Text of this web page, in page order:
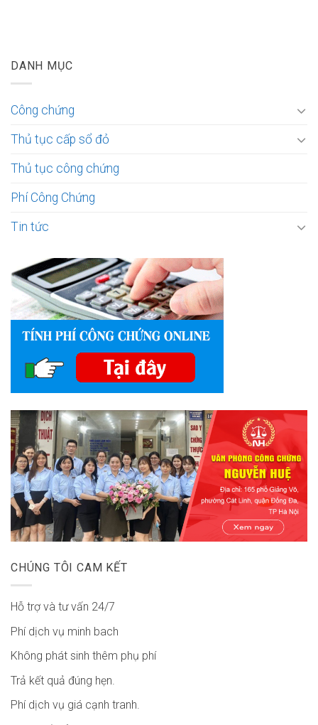
DANH MỤC
Công chứng
Thủ tục cấp sổ đỏ
Thủ tục công chứng
Phí Công Chứng
Tin tức
CHÚNG TÔI CAM KẾT
Hỗ trợ và tư vấn 24/7
Phí dịch vụ minh bach
Không phát sinh thêm phụ phí
Trả kết quả đúng hẹn.
Phí dịch vụ giá cạnh tranh.